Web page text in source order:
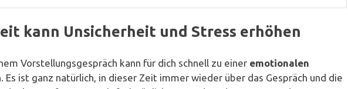
kann Unsicherheit und Stress erhöhen
Vorstellungsgespräch kann für dich schnell zu einer emotionalen
Es ist ganz natürlich, in dieser Zeit immer wieder über das Gespräch und die